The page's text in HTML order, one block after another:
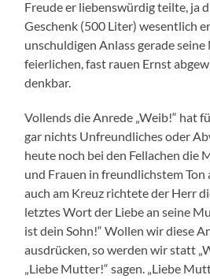
Freude er liebenswürdig teilte, ja
Geschenk (500 Liter) wesentlich
unschuldigen Anlass gerade
feierlichen, fast rauen Ernst
denkbar.
Vollends die Anrede „Weib!“ hat
gar nichts Unfreundliches oder
heute noch bei den Fellachen die
und Frauen in freundlichstem Ton
auch am Kreuz richtete der Herr
letztes Wort der Liebe an seine
ist dein Sohn!“ Wollen wir diese
ausdrücken, so werden wir statt
„Liebe Mutter!“ sagen. „Liebe